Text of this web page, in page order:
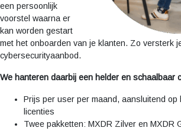
een persoonlijk
voorstel waarna er
kan worden gestart
met het onboarden van je klanten. Zo versterk
cybersecurityaanbod.
We hanteren daarbij een helder en schaalbaar
Prijs per user per maand, aansluitend
licenties
Twee pakketten: MXDR Zilver en MXDR